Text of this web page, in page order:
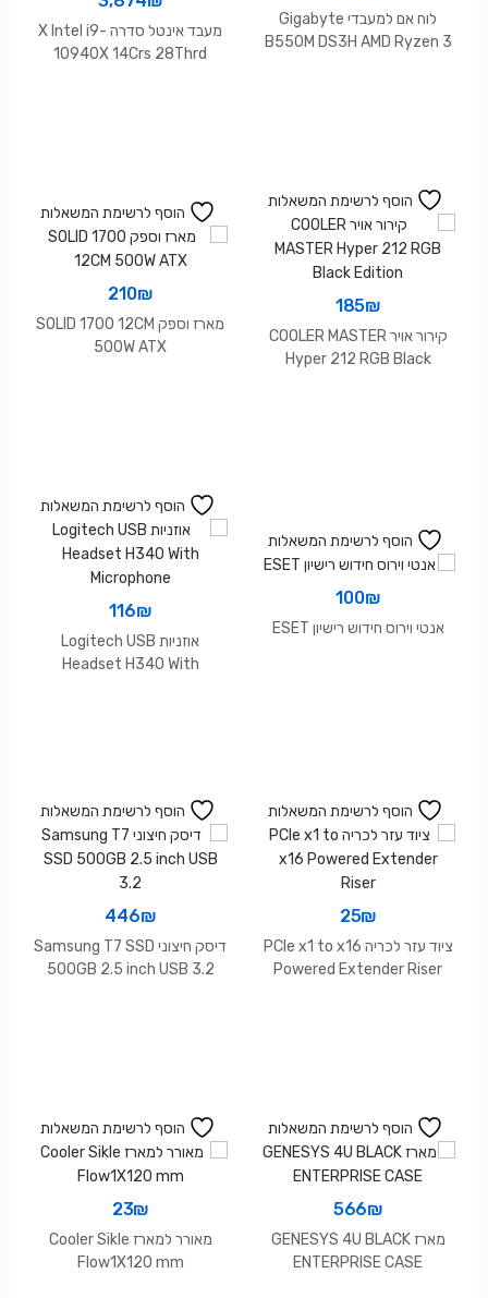
לוח אם למעבדי Gigabyte
B550M DS3H AMD Ryzen 3
מעבד אינטל סדרה X Intel i9-
10940X 14Crs 28Thrd
הוסף לרשימת המשאלות
185₪
קירור אויר COOLER MASTER
Hyper 212 RGB Black
הוסף לרשימת המשאלות
210₪
מארז וספק SOLID 1700 12CM
500W ATX
הוסף לרשימת המשאלות
100₪
אנטי וירוס חידוש רישיון ESET
הוסף לרשימת המשאלות
116₪
אוזניות Logitech USB
Headset H340 With
הוסף לרשימת המשאלות
25₪
ציוד עזר לכריה PCIe x1 to x16
Powered Extender Riser
הוסף לרשימת המשאלות
446₪
דיסק חיצוני Samsung T7 SSD
500GB 2.5 inch USB 3.2
הוסף לרשימת המשאלות
566₪
מארז GENESYS 4U BLACK
ENTERPRISE CASE
הוסף לרשימת המשאלות
23₪
מאורר למארז Cooler Sikle
Flow1X120 mm